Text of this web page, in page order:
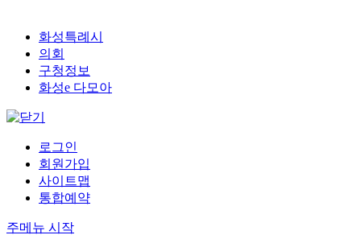
화성특례시
의회
구청정보
화성e 다모아
로그인
회원가입
사이트맵
통합예약
주메뉴 시작